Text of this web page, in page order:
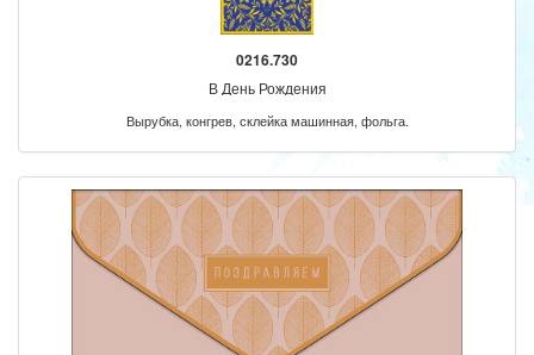
0216.730
В День Рождения
Вырубка, конгрев, склейка машинная, фольга.